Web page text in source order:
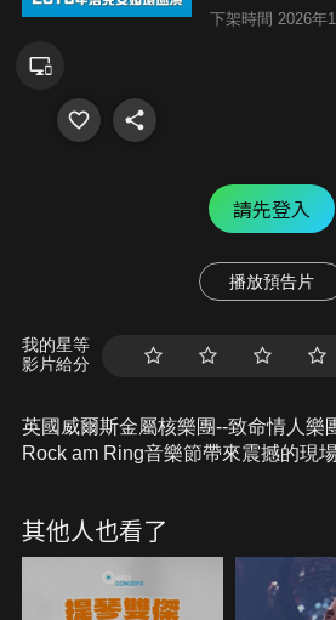
下架時間 2026年
請先登入
播放預告片
我的星等
影片給分
英國威爾斯金屬核樂團--致命情人樂
Rock am Ring音樂節帶來震撼的現
其他人也看了